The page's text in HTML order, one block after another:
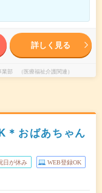
詳しく見る
部 （医療福祉介護関連）
＊おばあちゃん
日が休み WEB登録OK